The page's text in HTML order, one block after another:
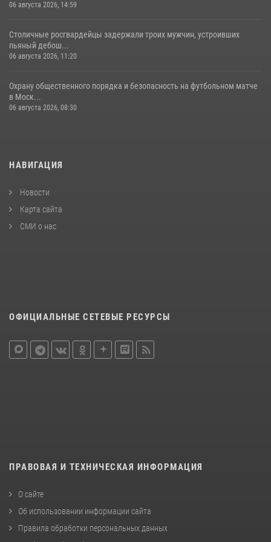
06 августа 2026, 14:59
Столичные росгвардейцы задержали троих мужчин, устроивших
пьяный дебош...
06 августа 2026, 11:20
Охрану общественного порядка и безопасность на футбольном матче
в Моск...
06 августа 2026, 08:30
НАВИГАЦИЯ
Новости
Карта сайта
СМИ о нас
ОФИЦИАЛЬНЫЕ СЕТЕВЫЕ РЕСУРСЫ
ПРАВОВАЯ И ТЕХНИЧЕСКАЯ ИНФОРМАЦИЯ
О сайте
Об использовании информации сайта
Правила обработки персональных данных